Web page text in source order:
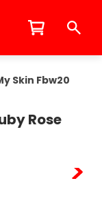
Skin Fbw20
Rose